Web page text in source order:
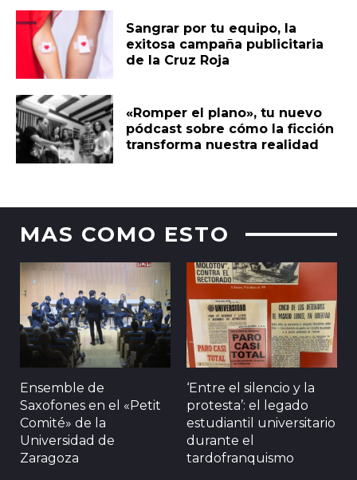
Sangrar por tu equipo, la
exitosa campaña publicitaria
de la Cruz Roja
«Romper el plano», tu nuevo
pódcast sobre cómo la ficción
transforma nuestra realidad
MAS COMO ESTO
Ensemble de
Saxofones en el «Petit
Comité» de la
Universidad de
Zaragoza
‘Entre el silencio y la
protesta’: el legado
estudiantil universitario
durante el
tardofranquismo